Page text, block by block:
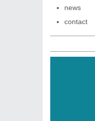
news
contact